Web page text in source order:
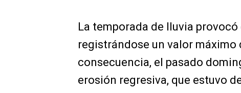
La temporada de lluvia
registrándose un valor máximo
consecuencia, el pasado
erosión regresiva, que estuvo